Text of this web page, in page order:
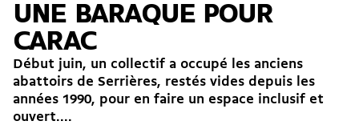
UNE BARAQUE POUR
CARAC
Début juin, un collectif a occupé les anciens
abattoirs de Serrières, restés vides depuis les
années 1990, pour en faire un espace inclusif et
ouvert....